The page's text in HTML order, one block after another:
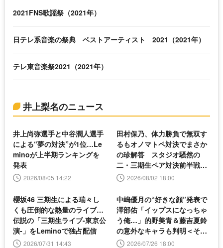
2021FNS歌謡祭（2021年）
日テレ系音楽の祭典 ベストアーティスト 2021（2021年）
テレ東音楽祭2021（2021年）
井上梨名のニュース
井上尚弥選手と中谷潤人選手
による“夢の対決”が1位…Le
minoが上半期ランキングを
発表
2026/08/05 14:22
田村保乃、体力勝負で無双す
るもオノマトペ対決でまさか
の珍解答 スタジオ騒然の
二・三期生ペア対決前半戦＜
そこさく＞
2026/08/02 18:00
櫻坂46 三期生による瑞々し
くも圧倒的な熱量のライブ…
伝説の「三期生ライブ-東京公
演-」をLeminoで独占配信
2026/07/31 14:43
中嶋優月の“好きな顔”発表で
澤部佑「イップスになっちゃ
う俺…」的野美青＆藤吉夏鈴
の意外なキャラも判明＜そこ
さく＞2026/07/26 18:00